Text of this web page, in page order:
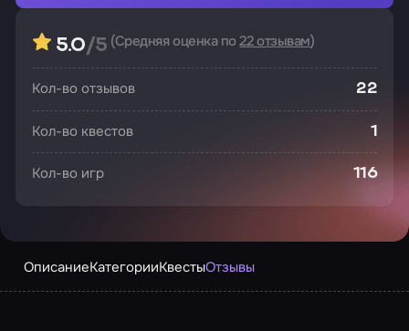
5.0/5 (Средняя оценка по22 отзывам)
Кол-во отзывов 22
Кол-во квестов 1
Кол-во игр 116
ОписаниеКатегорииКвестыОтзывы